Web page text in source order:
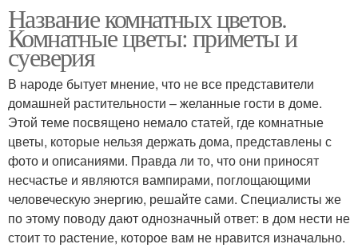
Название комнатных цветов.
Комнатные цветы: приметы и
суеверия
В народе бытует мнение, что не все представители
домашней растительности – желанные гости в доме.
Этой теме посвящено немало статей, где комнатные
цветы, которые нельзя держать дома, представлены с
фото и описаниями. Правда ли то, что они приносят
несчастье и являются вампирами, поглощающими
человеческую энергию, решайте сами. Специалисты же
по этому поводу дают однозначный ответ: в дом нести не
стоит то растение, которое вам не нравится изначально.